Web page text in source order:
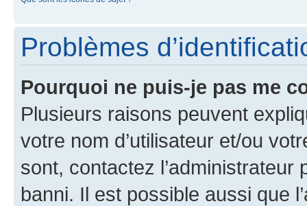
Problèmes
Pourquoi ne puis-je pas me
Plusieurs raisons peuvent
votre nom d’utilisateur et/ou
sont, contactez l’administrateur
banni. Il est possible aussi que